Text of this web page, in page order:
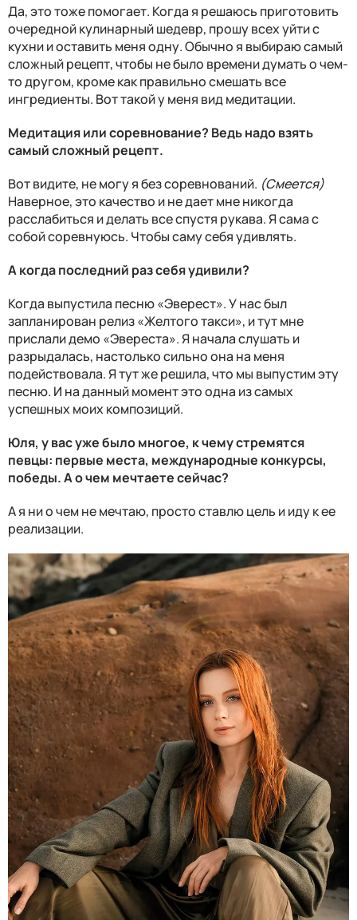
Да, это тоже помогает. Когда я решаюсь приготовить
очередной кулинарный шедевр, прошу всех уйти с
кухни и оставить меня одну. Обычно я выбираю самый
сложный рецепт, чтобы не было времени думать о чем-
то другом, кроме как правильно смешать все
ингредиенты. Вот такой у меня вид медитации.
Медитация или соревнование? Ведь надо взять
самый сложный рецепт.
Вот видите, не могу я без соревнований. (Смеется)
Наверное, это качество и не дает мне никогда
расслабиться и делать все спустя рукава. Я сама с
собой соревнуюсь. Чтобы саму себя удивлять.
А когда последний раз себя удивили?
Когда выпустила песню «Эверест». У нас был
запланирован релиз «Желтого такси», и тут мне
прислали демо «Эвереста». Я начала слушать и
разрыдалась, настолько сильно она на меня
подействовала. Я тут же решила, что мы выпустим эту
песню. И на данный момент это одна из самых
успешных моих композиций.
Юля, у вас уже было многое, к чему стремятся
певцы: первые места, международные конкурсы,
победы. А о чем мечтаете сейчас?
А я ни о чем не мечтаю, просто ставлю цель и иду к ее
реализации.